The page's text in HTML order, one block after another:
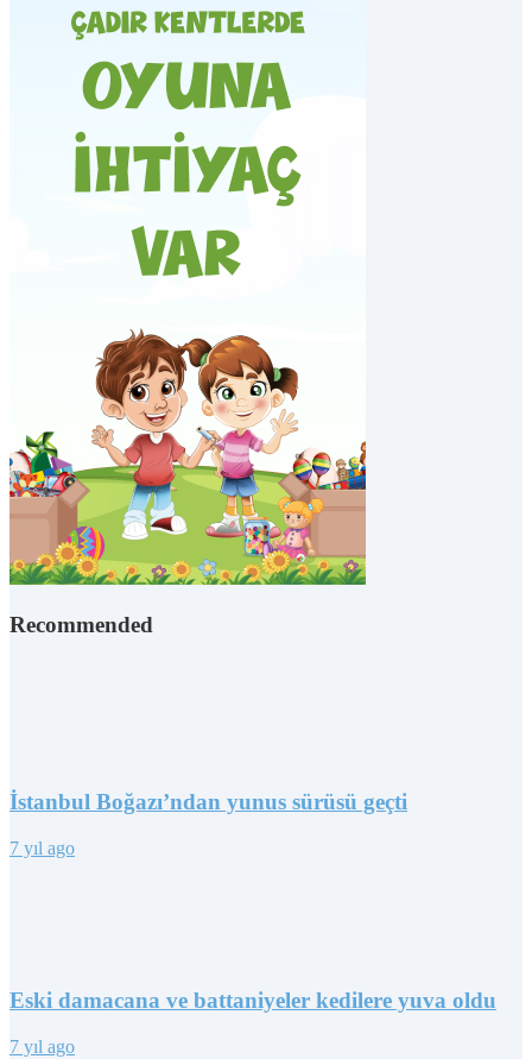
Recommended
İstanbul Boğazı’ndan yunus sürüsü geçti
7 yıl ago
Eski damacana ve battaniyeler kedilere yuva oldu
7 yıl ago